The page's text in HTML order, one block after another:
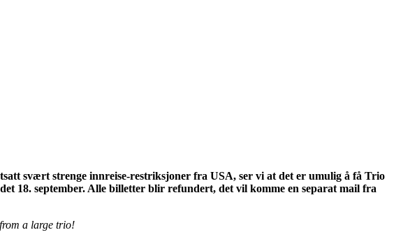
svært strenge innreise-restriksjoner fra USA, ser vi at det er umulig å få Trio
18. september. Alle billetter blir refundert, det vil komme en separat mail fra
a large trio!